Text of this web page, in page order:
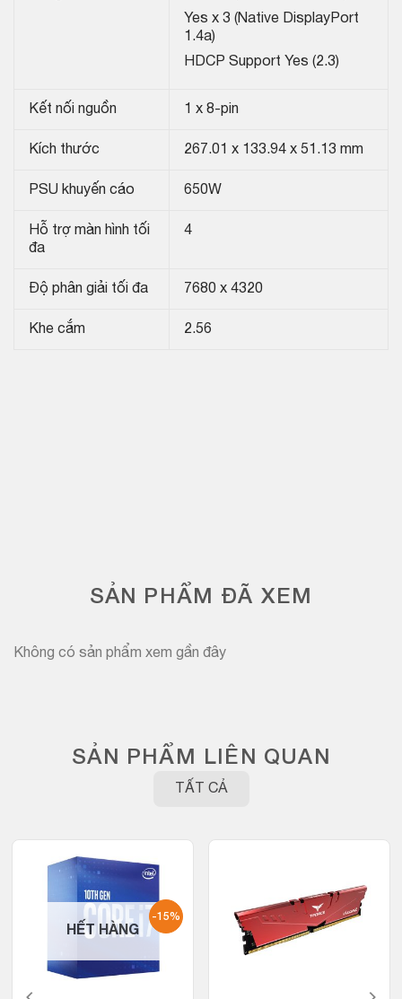
Yes x 3 (Native DisplayPort
1.4a)
HDCP Support Yes (2.3)
Kết nối nguồn 1 x 8-pin
Kích thước 267.01 x 133.94 x 51.13 mm
PSU khuyến cáo 650W
Hỗ trợ màn hình tối
đa
4
Độ phân giải tối đa 7680 x 4320
Khe cắm 2.56
SẢN PHẨM ĐÃ XEM
Không có sản phẩm xem gần đây
SẢN PHẨM LIÊN QUAN
TẤT CẢ
-15%
HẾT HÀNG